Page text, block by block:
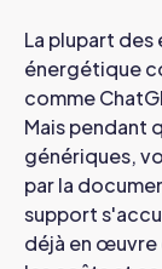
La plupart
énergétique
comme
Mais pendant
génériques,
par la
support
déjà en œuvre